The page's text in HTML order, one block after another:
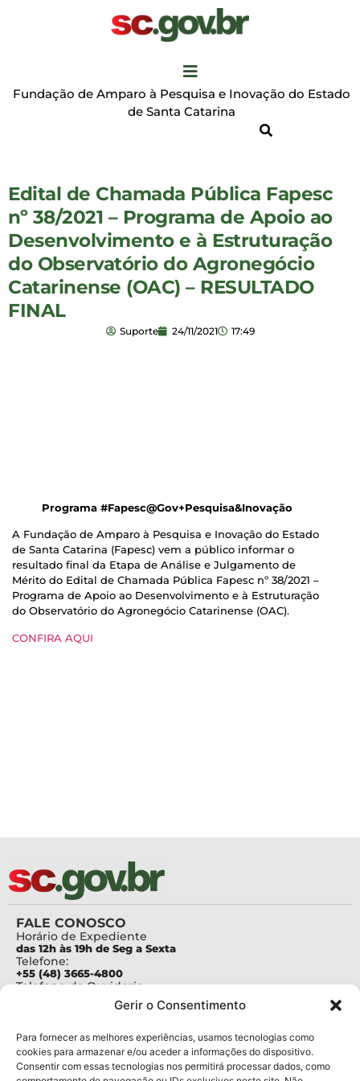
Gerir o Consentimento
Para fornecer as melhores experiências, usamos tecnologias como
cookies para armazenar e/ou aceder a informações do dispositivo.
Consentir com essas tecnologias nos permitirá processar dados, como
Fundação de Amparo à Pesquisa e Inovação do Estado
de Santa Catarina
Edital de Chamada Pública Fapesc
nº 38/2021 – Programa de Apoio ao
Desenvolvimento e à Estruturação
do Observatório do Agronegócio
Catarinense (OAC) – RESULTADO
FINAL
Suporte 24/11/2021 17:49
Programa #Fapesc@Gov+Pesquisa&Inovação
A Fundação de Amparo à Pesquisa e Inovação do Estado
de Santa Catarina (Fapesc) vem a público informar o
resultado final da Etapa de Análise e Julgamento de
Mérito do Edital de Chamada Pública Fapesc nº 38/2021 –
Programa de Apoio ao Desenvolvimento e à Estruturação
do Observatório do Agronegócio Catarinense (OAC).
CONFIRA AQUI
FALE CONOSCO
Horário de Expediente
das 12h às 19h de Seg a Sexta
Telefone:
+55 (48) 3665-4800
Telefone da Ouvidoria
Para assuntos relacionados à Pesquisa
pesquisa@fapesc.sc.gov.br
Para assuntos relacionados à Inovação
inovacao@fapesc.sc.gov.br